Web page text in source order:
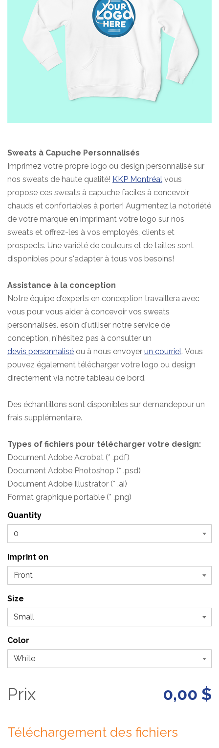
Sweats à Capuche Personnalisés
Imprimez votre propre logo ou design personnalisé sur
nos sweats de haute qualité! KKP Montréal vous
propose ces sweats à capuche faciles à concevoir,
chauds et confortables à porter! Augmentez la notoriété
de votre marque en imprimant votre logo sur nos
sweats et offrez-les à vos employés, clients et
prospects. Une variété de couleurs et de tailles sont
disponibles pour s'adapter à tous vos besoins!
Assistance à la conception
Notre équipe d'experts en conception travaillera avec
vous pour vous aider à concevoir vos sweats
personnalisés. esoin d'utiliser notre service de
conception, n'hésitez pas à consulter un
devis personnalisé ou à nous envoyer un courriel. Vous
pouvez également télécharger votre logo ou design
directement via notre tableau de bord.
Des échantillons sont disponibles sur demandepour un
frais supplémentaire.
Types of fichiers pour télécharger votre design:
Document Adobe Acrobat (* .pdf)
Document Adobe Photoshop (* .psd)
Document Adobe Illustrator (* .ai)
Format graphique portable (* .png)
Quantity
Imprint on
Size
Color
Prix 0,00 $
Téléchargement des fichiers